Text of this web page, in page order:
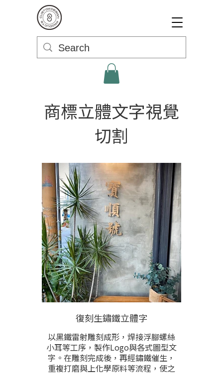
商標立體文字視覺
切割
復刻生鏽鐵立體字
以黑鐵雷射雕刻成形，焊接浮腳螺絲
小耳等工序，製作Logo與各式圖型文
字。在雕刻完成後，再經鏽鐵催生，
重複打磨與上化學原料等流程，使之